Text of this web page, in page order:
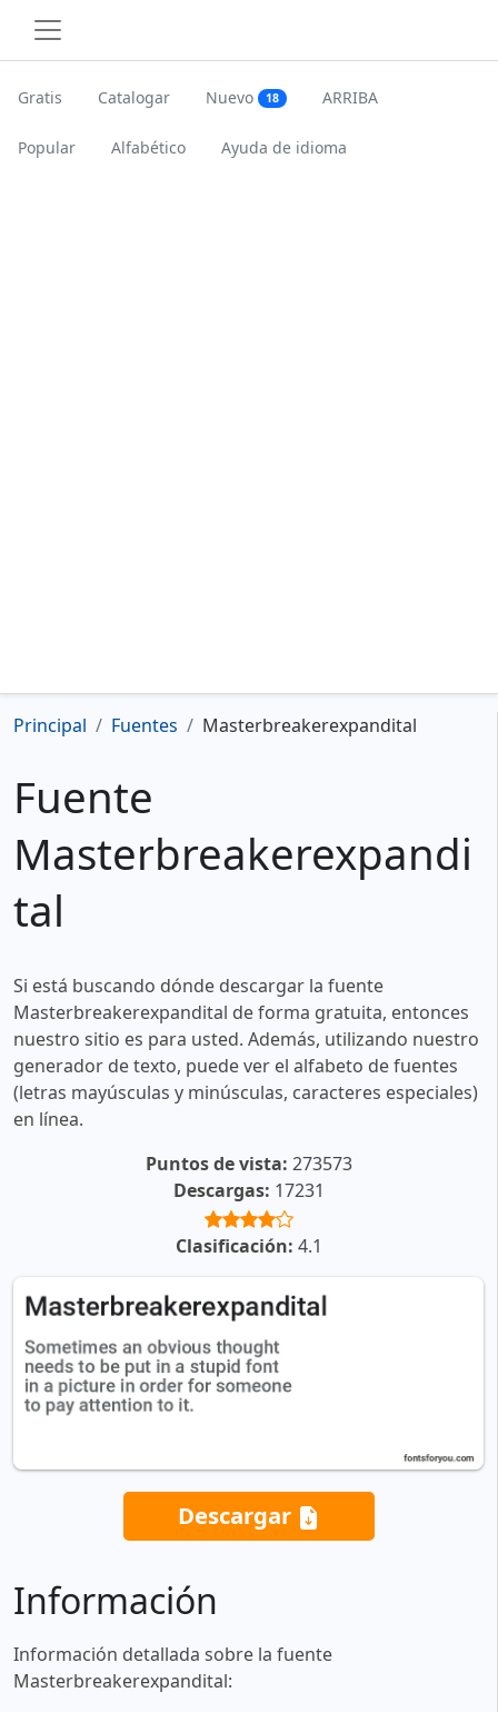
Gratis Catalogar Nuevo 18 ARRIBA
Popular Alfabético Ayuda de idioma
Principal Fuentes Masterbreakerexpandital
Fuente
Masterbreakerexpandi
tal
Si está buscando dónde descargar la fuente
Masterbreakerexpandital de forma gratuita, entonces
nuestro sitio es para usted. Además, utilizando nuestro
generador de texto, puede ver el alfabeto de fuentes
(letras mayúsculas y minúsculas, caracteres especiales)
en línea.
Puntos de vista: 273573
Descargas: 17231
Clasificación: 4.1
Descargar
Información
Información detallada sobre la fuente
Masterbreakerexpandital: